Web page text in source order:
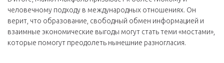
человечному подходу в международных отношениях. Он
верит, что образование, свободный обмен информацией и
взаимные экономические выгоды могут стать теми «мостами»,
которые помогут преодолеть нынешние разногласия.